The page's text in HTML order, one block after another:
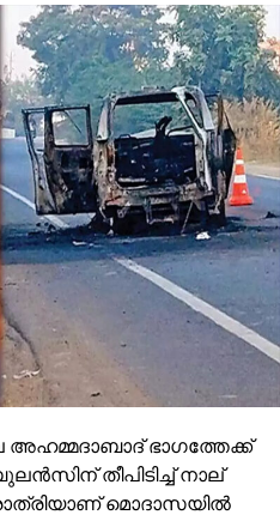
ഭാഗത്തേക്ക്
തീപിടിച്ച് നാല്
മൊദാസയില്‍